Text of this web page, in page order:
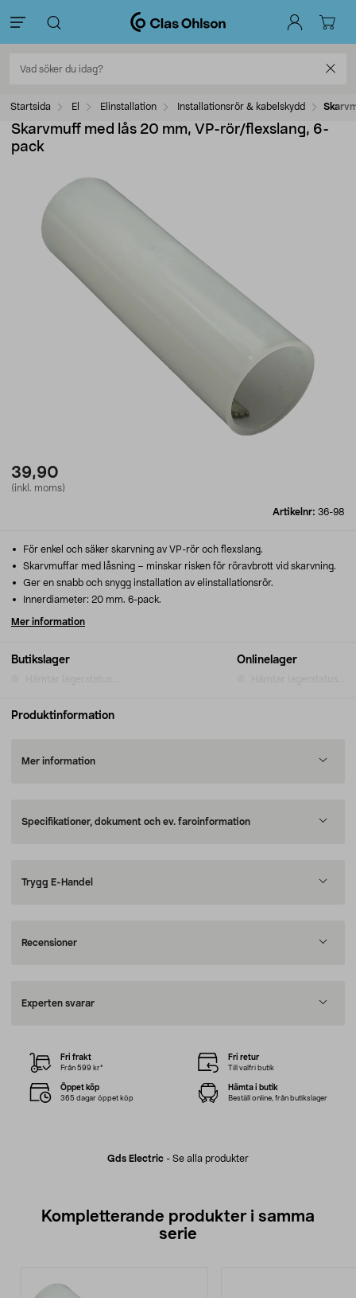
Startsida El Elinstallation Installationsrör & kabelskydd
Skarvmuff med lås 20 mm, VP-rör/flexslang, 6-
pack
39,90
(inkl. moms)
Artikelnr: 36-98
Butikslager Onlinelager
För enkel och säker skarvning av VP-rör och flexslang.
Skarvmuffar med låsning – minskar risken för röravbrott vid skarvning.
Ger en snabb och snygg installation av elinstallationsrör.
Innerdiameter: 20 mm. 6-pack.
Mer information
Produktinformation
Mer information
Specifikationer, dokument och ev. faroinformation
Trygg E-Handel
Recensioner
Experten svarar
Gds Electric - Se alla produkter
Fri frakt
Från 599 kr*
Fri retur
Till valfri butik
Öppet köp
365 dagar öppet köp
Hämta i butik
Beställ online, från butikslager
Kompletterande produkter i samma
serie